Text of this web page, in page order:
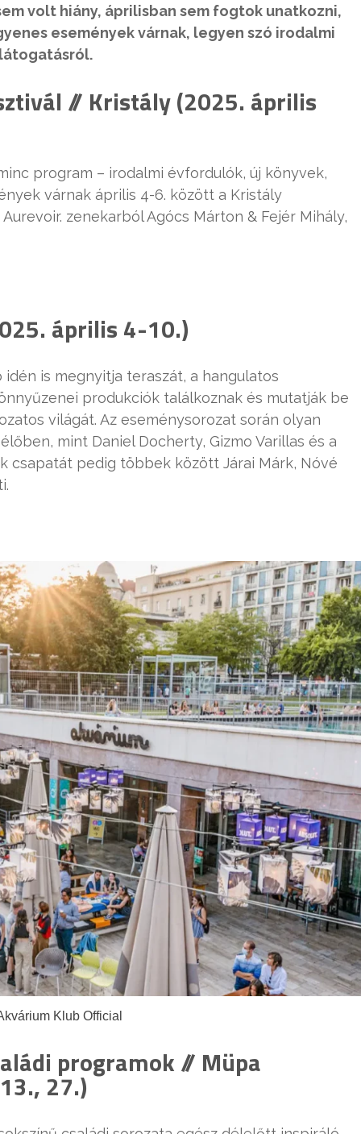
volt hiány, áprilisban sem fogtok unatkozni,
események várnak, legyen szó irodalmi
// Kristály (2025. április
program – irodalmi évfordulók, új könyvek,
várnak április 4-6. között a Kristály
zenekarból Agócs Márton & Fejér Mihály,
április 4-10.)
is megnyitja teraszát, a hangulatos
produkciók találkoznak és mutatják be
világát. Az eseménysorozat során olyan
mint Daniel Docherty, Gizmo Varillas és a
csapatát pedig többek között Járai Márk, Nóvé
Klub Official
programok // Müpa
27.)